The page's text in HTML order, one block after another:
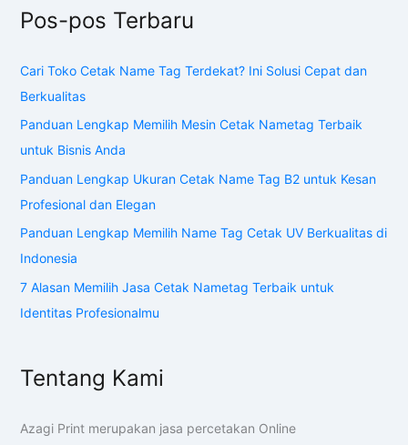
Pos-pos Terbaru
Cari Toko Cetak Name Tag Terdekat? Ini Solusi Cepat dan
Berkualitas
Panduan Lengkap Memilih Mesin Cetak Nametag Terbaik
untuk Bisnis Anda
Panduan Lengkap Ukuran Cetak Name Tag B2 untuk Kesan
Profesional dan Elegan
Panduan Lengkap Memilih Name Tag Cetak UV Berkualitas di
Indonesia
7 Alasan Memilih Jasa Cetak Nametag Terbaik untuk
Identitas Profesionalmu
Tentang Kami
Azagi Print merupakan jasa percetakan Online